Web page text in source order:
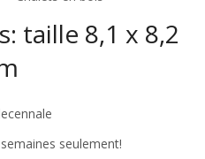
taille 8,1 x 8,2
seulement!